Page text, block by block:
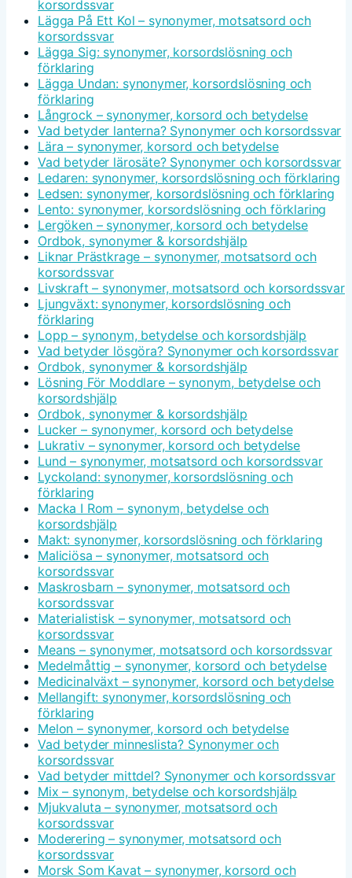
korsordssvar
Lägga På Ett Kol – synonymer, motsatsord och
korsordssvar
Lägga Sig: synonymer, korsordslösning och
förklaring
Lägga Undan: synonymer, korsordslösning och
förklaring
Långrock – synonymer, korsord och betydelse
Vad betyder lanterna? Synonymer och korsordssvar
Lära – synonymer, korsord och betydelse
Vad betyder lärosäte? Synonymer och korsordssvar
Ledaren: synonymer, korsordslösning och förklaring
Ledsen: synonymer, korsordslösning och förklaring
Lento: synonymer, korsordslösning och förklaring
Lergöken – synonymer, korsord och betydelse
Ordbok, synonymer & korsordshjälp
Liknar Prästkrage – synonymer, motsatsord och
korsordssvar
Livskraft – synonymer, motsatsord och korsordssvar
Ljungväxt: synonymer, korsordslösning och
förklaring
Lopp – synonym, betydelse och korsordshjälp
Vad betyder lösgöra? Synonymer och korsordssvar
Ordbok, synonymer & korsordshjälp
Lösning För Moddlare – synonym, betydelse och
korsordshjälp
Ordbok, synonymer & korsordshjälp
Lucker – synonymer, korsord och betydelse
Lukrativ – synonymer, korsord och betydelse
Lund – synonymer, motsatsord och korsordssvar
Lyckoland: synonymer, korsordslösning och
förklaring
Macka I Rom – synonym, betydelse och
korsordshjälp
Makt: synonymer, korsordslösning och förklaring
Maliciösa – synonymer, motsatsord och
korsordssvar
Maskrosbarn – synonymer, motsatsord och
korsordssvar
Materialistisk – synonymer, motsatsord och
korsordssvar
Means – synonymer, motsatsord och korsordssvar
Medelmåttig – synonymer, korsord och betydelse
Medicinalväxt – synonymer, korsord och betydelse
Mellangift: synonymer, korsordslösning och
förklaring
Melon – synonymer, korsord och betydelse
Vad betyder minneslista? Synonymer och
korsordssvar
Vad betyder mittdel? Synonymer och korsordssvar
Mix – synonym, betydelse och korsordshjälp
Mjukvaluta – synonymer, motsatsord och
korsordssvar
Moderering – synonymer, motsatsord och
korsordssvar
Morsk Som Kavat – synonymer, korsord och